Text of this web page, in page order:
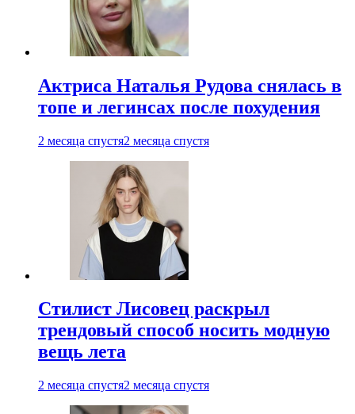
Актриса Наталья Рудова снялась в
топе и легинсах после похудения
2 месяца спустя2 месяца спустя
Стилист Лисовец раскрыл
трендовый способ носить модную
вещь лета
2 месяца спустя2 месяца спустя